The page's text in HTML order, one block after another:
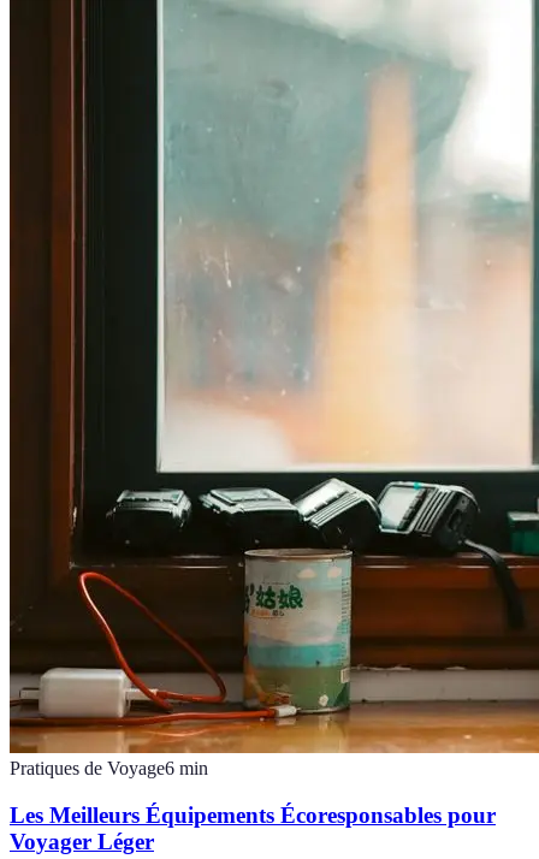
Pratiques de Voyage6 min
Les Meilleurs Équipements Écoresponsables pour
Voyager Léger